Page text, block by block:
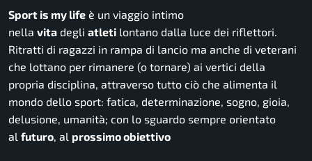
Sport is my life è un viaggio intimo
nella vita degli atleti lontano dalla luce dei riflettori.
Ritratti di ragazzi in rampa di lancio ma anche di veterani
che lottano per rimanere (o tornare) ai vertici della
propria disciplina, attraverso tutto ciò che alimenta il
mondo dello sport: fatica, determinazione, sogno, gioia,
delusione, umanità; con lo sguardo sempre orientato
al futuro, al prossimo obiettivo